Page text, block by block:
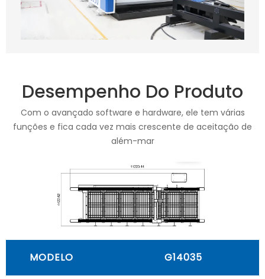
Desempenho Do Produto
Com o avançado software e hardware, ele tem várias
funções e fica cada vez mais crescente de aceitação de
além-mar
MODELO G14035